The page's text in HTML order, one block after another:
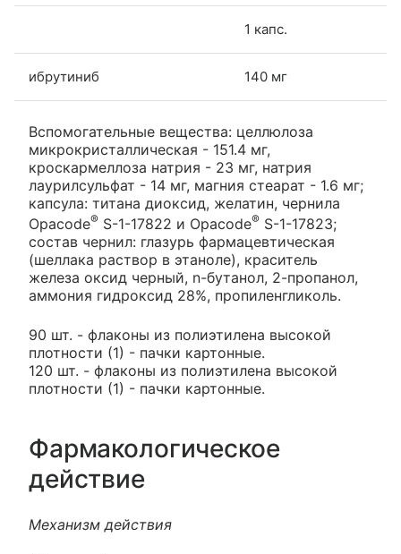
1 капс.
ибрутиниб 140 мг
Вспомогательные вещества: целлюлоза
микрокристаллическая - 151.4 мг,
кроскармеллоза натрия - 23 мг, натрия
лаурилсульфат - 14 мг, магния стеарат - 1.6 мг;
капсула: титана диоксид, желатин, чернила
Opacode® S-1-17822 и Opacode® S-1-17823;
состав чернил: глазурь фармацевтическая
(шеллака раствор в этаноле), краситель
железа оксид черный, n-бутанол, 2-пропанол,
аммония гидроксид 28%, пропиленгликоль.
90 шт. - флаконы из полиэтилена высокой
плотности (1) - пачки картонные.
120 шт. - флаконы из полиэтилена высокой
плотности (1) - пачки картонные.
Фармакологическое
действие
Механизм действия